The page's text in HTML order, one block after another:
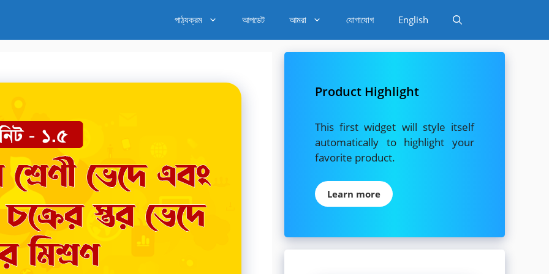
পাঠ্যক্রম আপডেট আমরা যোগাযোগ English
Product Highlight
This first widget will style itself
automatically to highlight your
favorite product.
Learn more